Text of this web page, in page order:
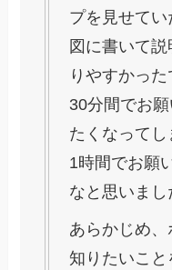
プを見せてい
図に書いて
りやすかった
30分間でお
たくなってし
1時間でお願
なと思いまし
あらかじめ
知りたいこ